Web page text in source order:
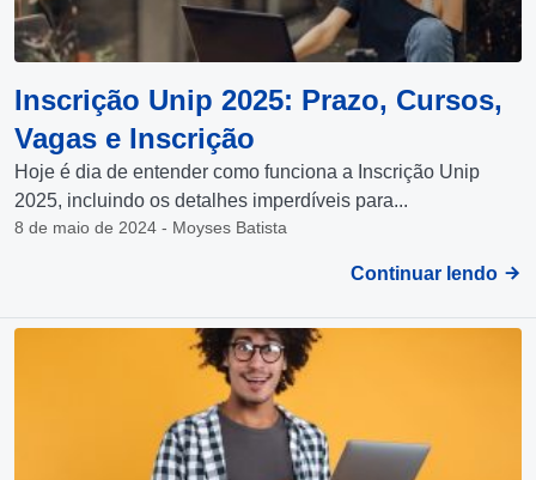
Inscrição Unip 2025: Prazo, Cursos,
Vagas e Inscrição
Hoje é dia de entender como funciona a Inscrição Unip
2025, incluindo os detalhes imperdíveis para...
8 de maio de 2024 - Moyses Batista
Continuar lendo